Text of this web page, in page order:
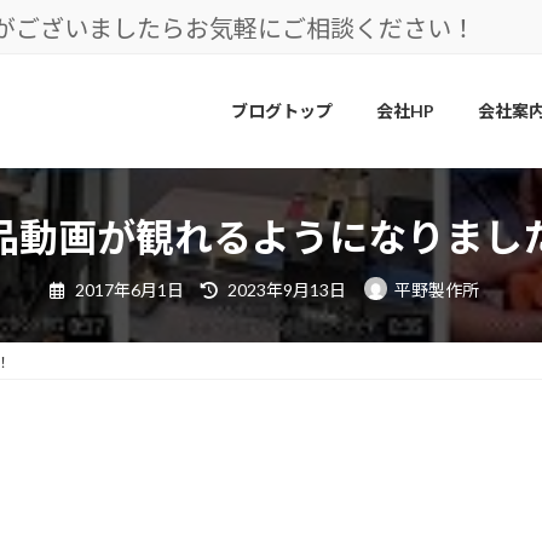
ざいましたらお気軽にご相談ください！
ブログトップ 会社HP 会社案
動画が観れるようになりまし
2017年6月1日
最
終
更
日
2023年9月13日 平野製作所